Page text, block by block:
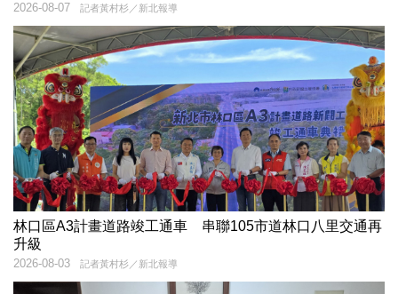
記者黃村杉／新北報導
2026-08-07
林口區A3計畫道路竣工通車 串聯105市道林口八里交通再
升級
記者黃村杉／新北報導
2026-08-03